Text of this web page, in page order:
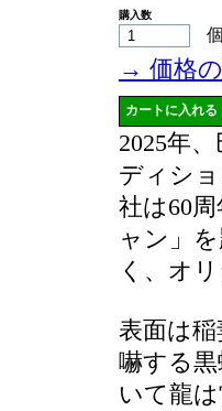
購入数
個
→ 価格
2025年
ディシ
社は60
ャン」
く、オ
表面は
嚇する
いて龍